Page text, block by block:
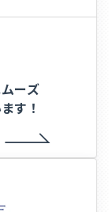
ーズ
す！